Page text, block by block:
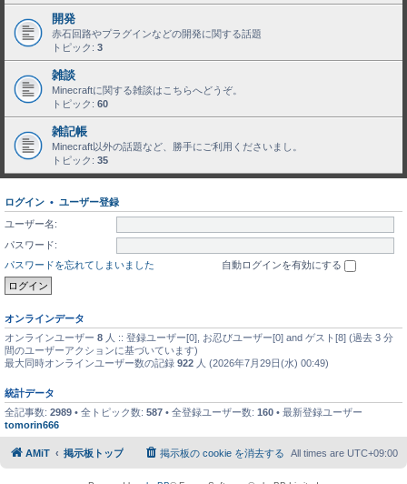
開発
赤石回路やプラグインなどの開発に関する話題
トピック: 3
雑談
Minecraftに関する雑談はこちらへどうぞ。
トピック: 60
雑記帳
Minecraft以外の話題など、勝手にご利用くださいまし。
トピック: 35
ログイン • ユーザー登録
ユーザー名:
パスワード:
パスワードを忘れてしまいました
自動ログインを有効にする
オンラインデータ
オンラインユーザー 8 人 :: 登録ユーザー[0], お忍びユーザー[0] and ゲスト[8] (過去 3 分
間のユーザーアクションに基づいています)
最大同時オンラインユーザー数の記録 922 人 (2026年7月29日(水) 00:49)
統計データ
全記事数: 2989 • 全トピック数: 587 • 全登録ユーザー数: 160 • 最新登録ユーザー
tomorin666
AMiT 掲示板トップ All times are UTC+09:00
掲示板の cookie を消去する